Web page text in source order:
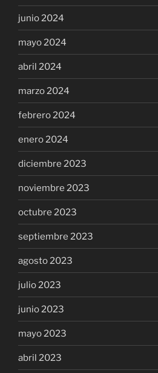
junio 2024
mayo 2024
abril 2024
marzo 2024
febrero 2024
enero 2024
diciembre 2023
noviembre 2023
octubre 2023
septiembre 2023
agosto 2023
julio 2023
junio 2023
mayo 2023
abril 2023